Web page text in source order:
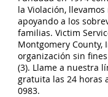
la Violación,
apoyando a los
familias. Victim
Montgomery County,
organización sin
(3). Llame a nuestra
gratuita las 24 horas
0983.